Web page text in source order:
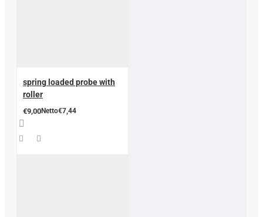
spring loaded probe with
roller
€9,00Netto€7,44